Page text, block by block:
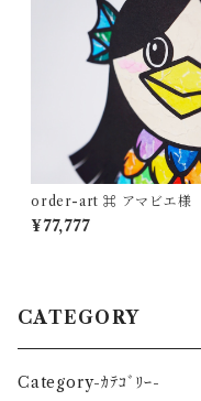
order-art ⌘ アマビエ様
¥77,777
CATEGORY
Category-ｶﾃｺﾞﾘｰ-